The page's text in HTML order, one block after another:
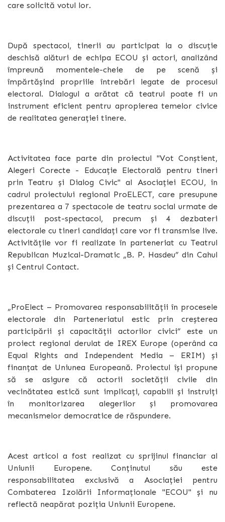
care solicită votul lor.
După spectacol, tinerii au participat la o discuție
deschisă alături de echipa ECOU și actori, analizând
împreună momentele-cheie de pe scenă și
împărtășind propriile întrebări legate de procesul
electoral. Dialogul a arătat că teatrul poate fi un
instrument eficient pentru apropierea temelor civice
de realitatea generației tinere.
Activitatea face parte din proiectul "Vot Conștient,
Alegeri Corecte - Educație Electorală pentru tineri
prin Teatru și Dialog Civic" al Asociației ECOU, în
cadrul proiectului regional ProELECT, care presupune
prezentarea a 7 spectacole de teatru social urmate de
discuții post-spectacol, precum și 4 dezbateri
electorale cu tineri candidați care vor fi transmise live.
Activitățile vor fi realizate în parteneriat cu Teatrul
Republican Muzical-Dramatic „B. P. Hasdeu” din Cahul
și Centrul Contact.
„ProElect – Promovarea responsabilității în procesele
electorale din Parteneriatul estic prin creșterea
participării și capacității actorilor civici” este un
proiect regional derulat de IREX Europe (operând ca
Equal Rights and Independent Media – ERIM) și
finanțat de Uniunea Europeană. Proiectul își propune
să se asigure că actorii societății civile din
vecinătatea estică sunt implicați, capabili și instruiți
în monitorizarea alegerilor și promovarea
mecanismelor democratice de răspundere.
Acest articol a fost realizat cu sprijinul financiar al
Uniunii Europene. Conținutul său este
responsabilitatea exclusivă a Asociației pentru
Combaterea Izolării Informaționale "ECOU" și nu
reflectă neapărat poziția Uniunii Europene.